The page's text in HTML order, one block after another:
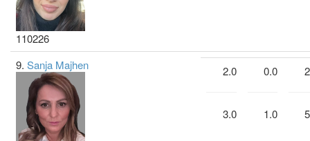
110226
9. Sanja Majhen 2.0
3.0
0.0
1.0